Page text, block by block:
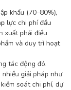
khẩu (70–80%),
lực chi phí đầu
xuất phải điều
và duy trì hoạt
tác động đó.
giải pháp như
soát chi phí, dự